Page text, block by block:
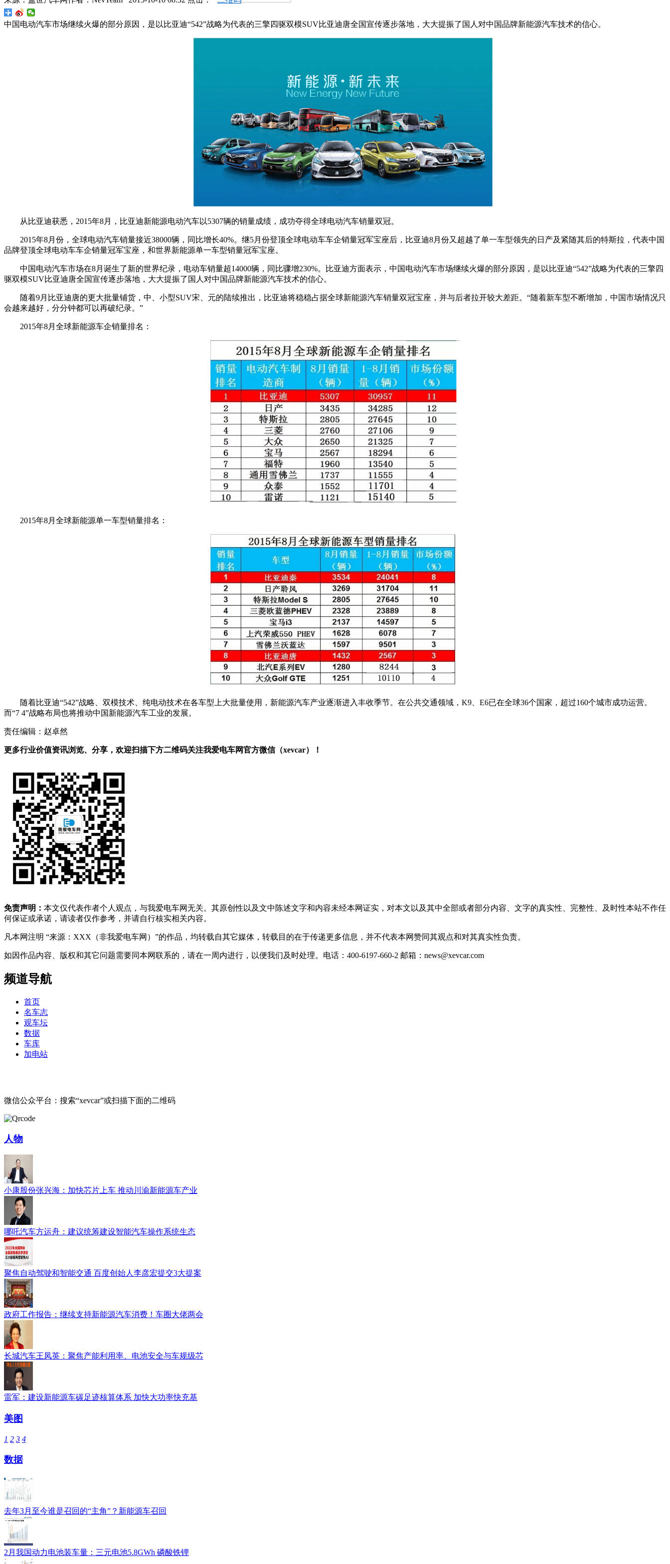
中国电动汽车市场继续火爆的部分原因，是以比亚迪“542”战略为代表的三擎四驱双模SUV比亚迪唐全国宣传逐步落地，大大提振了国人对中国品牌新能源汽车技术的信心。
从比亚迪获悉，2015年8月，比亚迪新能源电动汽车以5307辆的销量成绩，成功夺得全球电动汽车销量双冠。
2015年8月份，全球电动汽车销量接近38000辆，同比增长40%。继5月份登顶全球电动车车企销量冠军宝座后，比亚迪8月份又超越了单一车型领先的日产及紧随其后的特斯拉，代表中国
品牌登顶全球电动车车企销量冠军宝座，和世界新能源单一车型销量冠军宝座。
中国电动汽车市场在8月诞生了新的世界纪录，电动车销量超14000辆，同比骤增230%。比亚迪方面表示，中国电动汽车市场继续火爆的部分原因，是以比亚迪“542”战略为代表的三擎四
驱双模SUV比亚迪唐全国宣传逐步落地，大大提振了国人对中国品牌新能源汽车技术的信心。
随着9月比亚迪唐的更大批量铺货，中、小型SUV宋、元的陆续推出，比亚迪将稳稳占据全球新能源汽车销量双冠宝座，并与后者拉开较大差距。“随着新车型不断增加，中国市场情况只
会越来越好，分分钟都可以再破纪录。”
2015年8月全球新能源车企销量排名：
2015年8月全球新能源单一车型销量排名：
随着比亚迪“542”战略、双模技术、纯电动技术在各车型上大批量使用，新能源汽车产业逐渐进入丰收季节。在公共交通领域，K9、E6已在全球36个国家，超过160个城市成功运营。
而“7 4”战略布局也将推动中国新能源汽车工业的发展。
责任编辑：赵卓然
更多行业价值资讯浏览、分享，欢迎扫描下方二维码关注我爱电车网官方微信（xevcar）！
免责声明： 本文仅代表作者个人观点，与我爱电车网无关。其原创性以及文中陈述文字和内容未经本网证实，对本文以及其中全部或者部分内容、文字的真实性、完整性、及时性本站不作任
何保证或承诺，请读者仅作参考，并请自行核实相关内容。
凡本网注明 “来源：XXX（非我爱电车网）”的作品，均转载自其它媒体，转载目的在于传递更多信息，并不代表本网赞同其观点和对其真实性负责。
如因作品内容、版权和其它问题需要同本网联系的，请在一周内进行，以便我们及时处理。电话：400-6197-660-2 邮箱：news@xevcar.com
频道导航
首页
名车志
观车坛
数据
车库
加电站
微信公众平台：搜索“xevcar”或扫描下面的二维码
人物
小康股份张兴海：加快芯片上车 推动川渝新能源车产业
哪吒汽车方运舟：建议统筹建设智能汽车操作系统生态
聚焦自动驾驶和智能交通 百度创始人李彦宏提交3大提案
政府工作报告：继续支持新能源汽车消费！车圈大佬两会
长城汽车王凤英：聚焦产能利用率、电池安全与车规级芯
雷军：建设新能源车碳足迹核算体系 加快大功率快充基
美图
1 2 3 4
数据
去年3月至今谁是召回的“主角”？新能源车召回
2月我国动力电池装车量：三元电池5.8GWh 磷酸铁锂